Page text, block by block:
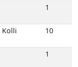
1
Kolli 10
1